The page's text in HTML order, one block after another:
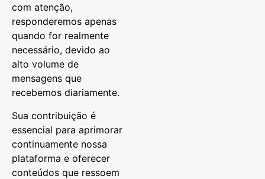
com atenção,
responderemos apenas
quando for realmente
necessário, devido ao
alto volume de
mensagens que
recebemos diariamente.
Sua contribuição é
essencial para aprimorar
continuamente nossa
plataforma e oferecer
conteúdos que ressoem